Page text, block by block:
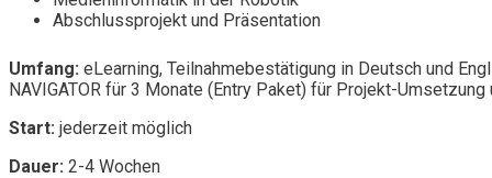
Abschlussprojekt und Präsentation
Umfang: eLearning, Teilnahmebestätigung in Deutsch und
NAVIGATOR für 3 Monate (Entry Paket) für Projekt-
Start: jederzeit möglich
Dauer: 2-4 Wochen